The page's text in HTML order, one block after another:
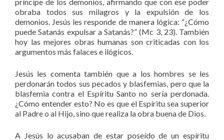
obraba todos sus milagros y la expulsión de los
demonios. Jesús les responde de manera lógica: “¿Cómo
puede Satanás expulsar a Satanás?” (Mc 3, 23). También
hoy las mejores obras humanas son criticadas con los
argumentos más falaces e ilógicos.
Jesús les comenta también que a los hombres se les
perdonarán todos sus pecados y blasfemias, pero que la
blasfemia contra el Espíritu Santo no sería perdonada.
¿Cómo entender esto? No es que el Espíritu sea superior
al Padre o al Hijo, sino que realiza la obra buena de Dios.
A Jesús lo acusaban de estar poseído de un espíritu